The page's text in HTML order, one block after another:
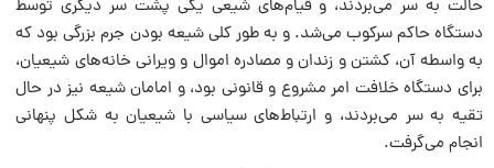
حالت به سر مى‌بردند، و قیام‌هاى شیعى یکى پشت سر دیگرى توسط
دستگاه حاکم سرکوب مى‌شد. و به طور کلى شیعه بودن جرم بزرگى بود که
به واسطه آن، کشتن و زندان و مصادره اموال و ویرانى خانه‌هاى شیعیان،
براى دستگاه خلافت امر مشروع و قانونى بود، و امامان شیعه نیز در حال
تقیه به سر مى‌بردند، و ارتباط‌هاى سیاسى با شیعیان به شکل پنهانى
انجام مى‌گرفت.